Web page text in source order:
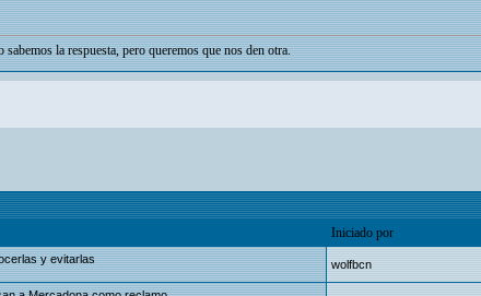
la respuesta, pero queremos que nos den otra.
Iniciado por
y evitarlas wolfbcn